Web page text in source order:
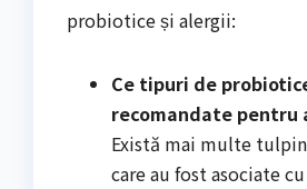
probiotice și alergii:
Ce tipuri de
recomandate pentru
Există mai multe
care au fost asociate